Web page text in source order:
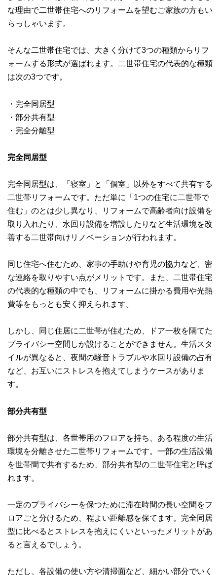
な理由で二世帯住宅へのリフォームを望むご家族の方もい
らっしゃいます。
そんな二世帯住宅では、大きく分けて3つの種類からリフ
ォームする形式が選ばれます。二世帯住宅の代表的な種類
は次の3つです。
・完全同居型
・部分共有型
・完全分離型
完全同居型
完全同居型は、「寝室」と「個室」以外をすべて共有する
二世帯リフォームです。ただ単に「1つの住宅に二世帯で
住む」のとは少し異なり、リフォームで高齢者向け設備を
取り入れたり、水回り設備を増設したりなど生活環境を改
善する二世帯向けリノベーションが行われます。
同じ住宅へ住むため、家事の手助けや育児の協力など、密
な連絡を取りやすい点がメリットです。また、二世帯住宅
の代表的な種類の中でも、リフォームに掛かる費用や光熱
費等をもっとも安く抑えられます。
しかし、同じ住居に二世帯が住むため、ドア一枚を隔てた
プライバシー空間しか設けることができません。生活スタ
イルが異なると、夜間の騒音トラブルや水回り設備の占有
など、お互いにストレスを抱えてしまうケースがありま
す。
部分共有型
部分共有型は、各世帯用のフロアを持ち、ある程度の生活
環境を分離させた二世帯リフォームです。一部の生活設備
を世帯間で共有するため、部分共有型の二世帯住宅と呼ば
れます。
一定のプライバシーを保つために滞在時間の長い空間をフ
ロアごと分けるため、程よい距離感を保てます。完全同居
型に比べるとストレスを抱えにくいといったメリットがあ
ると言えるでしょう。
ただし、各設備の使い方や清掃面など、細かい部分でいく